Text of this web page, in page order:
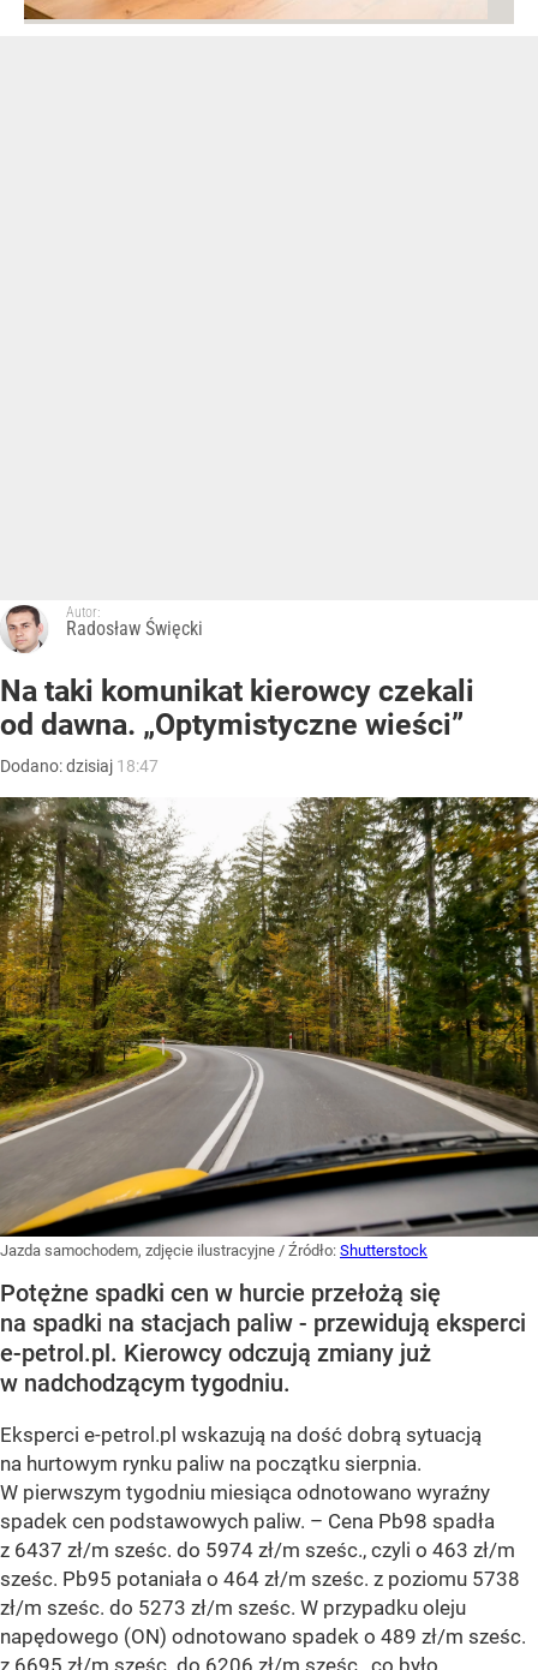
Autor:
Radosław Święcki
Na taki komunikat kierowcy czekali
od dawna. „Optymistyczne wieści”
Dodano:dzisiaj 18:47
Jazda samochodem, zdjęcie ilustracyjne / Źródło: Shutterstock
Potężne spadki cen w hurcie przełożą się
na spadki na stacjach paliw - przewidują eksperci
e-petrol.pl. Kierowcy odczują zmiany już
w nadchodzącym tygodniu.
Eksperci e-petrol.pl wskazują na dość dobrą sytuacją
na hurtowym rynku paliw na początku sierpnia.
W pierwszym tygodniu miesiąca odnotowano wyraźny
spadek cen podstawowych paliw. – Cena Pb98 spadła
z 6437 zł/m sześc. do 5974 zł/m sześc., czyli o 463 zł/m
sześc. Pb95 potaniała o 464 zł/m sześc. z poziomu 5738
zł/m sześc. do 5273 zł/m sześc. W przypadku oleju
napędowego (ON) odnotowano spadek o 489 zł/m sześc.
z 6695 zł/m sześc. do 6206 zł/m sześc., co było